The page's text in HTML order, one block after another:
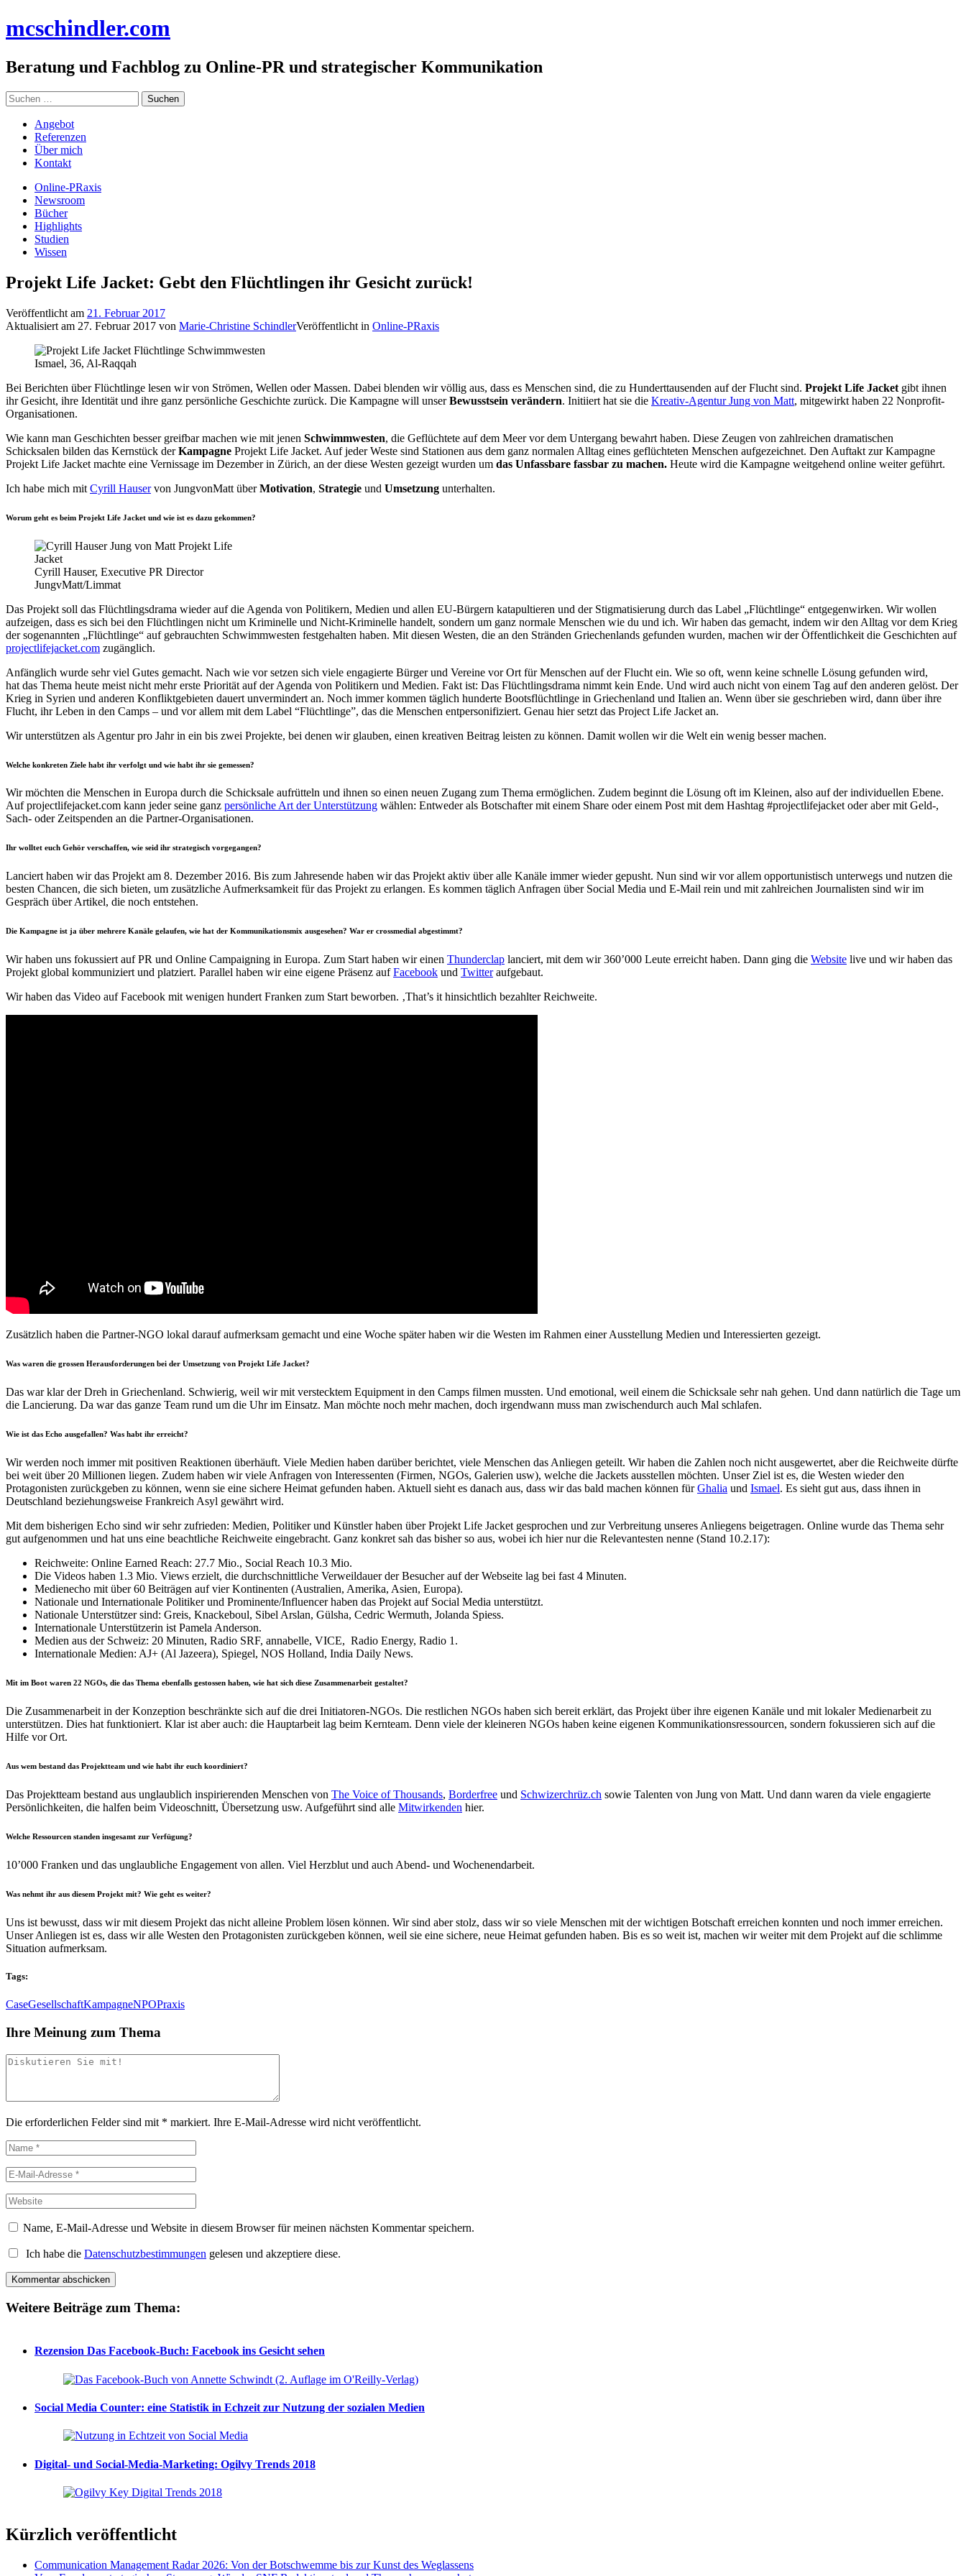
Inhalt
mcschindler.com
Beratung und Fachblog zu Online-PR und strategischer Kommunikation
Suchen
nach:
Angebot
Referenzen
Über mich
Kontakt
Online-PRaxis
Newsroom
Bücher
Highlights
Studien
Wissen
Projekt Life Jacket: Gebt den Flüchtlingen ihr Gesicht zurück!
Veröffentlicht am 21. Februar 2017
Aktualisiert am 27. Februar 2017 von Marie-Christine SchindlerVeröffentlicht in Online-PRaxis
Ismael, 36, Al-Raqqah
Bei Berichten über Flüchtlinge lesen wir von Strömen, Wellen oder Massen. Dabei blenden wir völlig aus, dass es Menschen sind, die zu Hunderttausenden auf der Flucht sind. Projekt Life Jacket gibt ihnen
ihr Gesicht, ihre Identität und ihre ganz persönliche Geschichte zurück. Die Kampagne will unserBewusstsein verändern. Initiiert hat sie die Kreativ-Agentur Jung von Matt, mitgewirkt haben 22 Nonprofit-
Organisationen.
Wie kann man Geschichten besser greifbar machen wie mit jenen Schwimmwesten, die Geflüchtete auf dem Meer vor dem Untergang bewahrt haben. Diese Zeugen von zahlreichen dramatischen
Schicksalen bilden das Kernstück derKampagne Projekt Life Jacket. Auf jeder Weste sind Stationen aus dem ganz normalen Alltag eines geflüchteten Menschen aufgezeichnet. Den Auftakt zur Kampagne
Projekt Life Jacket machte eine Vernissage im Dezember in Zürich, an der diese Westen gezeigt wurden um das Unfassbare fassbar zu machen. Heute wird die Kampagne weitgehend online weiter geführt.
Ich habe mich mit Cyrill Hauservon JungvonMatt überMotivation, Strategie und Umsetzung unterhalten.
Worum geht es beim Projekt Life Jacket und wie ist es dazu gekommen?
Cyrill Hauser, Executive PR Director
JungvMatt/Limmat
Das Projekt soll das Flüchtlingsdrama wieder auf die Agenda von Politikern, Medien und allen EU-Bürgern katapultieren und der Stigmatisierung durch das Label „Flüchtlinge“ entgegenwirken. Wir wollen
aufzeigen, dass es sich bei den Flüchtlingen nicht um Kriminelle und Nicht-Kriminelle handelt, sondern um ganz normale Menschen wie du und ich. Wir haben das gemacht, indem wir den Alltag vor dem Krieg
der sogenannten „Flüchtlinge“ auf gebrauchten Schwimmwesten festgehalten haben. Mit diesen Westen, die an den Stränden Griechenlands gefunden wurden, machen wir der Öffentlichkeit die Geschichten auf
projectlifejacket.com zugänglich.
Anfänglich wurde sehr viel Gutes gemacht. Nach wie vor setzen sich viele engagierte Bürger und Vereine vor Ort für Menschen auf der Flucht ein. Wie so oft, wenn keine schnelle Lösung gefunden wird,
hat das Thema heute meist nicht mehr erste Priorität auf der Agenda von Politikern und Medien. Fakt ist: Das Flüchtlingsdrama nimmt kein Ende. Und wird auch nicht von einem Tag auf den anderen gelöst. Der
Krieg in Syrien und anderen Konfliktgebieten dauert unvermindert an. Noch immer kommen täglich hunderte Bootsflüchtlinge in Griechenland und Italien an. Wenn über sie geschrieben wird, dann über ihre
Flucht, ihr Leben in den Camps – und vor allem mit dem Label “Flüchtlinge”, das die Menschen entpersonifiziert. Genau hier setzt das Project Life Jacket an.
Wir unterstützen als Agentur pro Jahr in ein bis zwei Projekte, bei denen wir glauben, einen kreativen Beitrag leisten zu können. Damit wollen wir die Welt ein wenig besser machen.
Welche konkreten Ziele habt ihr verfolgt und wie habt ihr sie gemessen?
Wir möchten die Menschen in Europa durch die Schicksale aufrütteln und ihnen so einen neuen Zugang zum Thema ermöglichen. Zudem beginnt die Lösung oft im Kleinen, also auf der individuellen Ebene.
Auf projectlifejacket.com kann jeder seine ganz persönliche Art der Unterstützung wählen: Entweder als Botschafter mit einem Share oder einem Post mit dem Hashtag #projectlifejacket oder aber mit Geld-,
Sach- oder Zeitspenden an die Partner-Organisationen.
Ihr wolltet euch Gehör verschaffen, wie seid ihr strategisch vorgegangen?
Lanciert haben wir das Projekt am 8. Dezember 2016. Bis zum Jahresende haben wir das Projekt aktiv über alle Kanäle immer wieder gepusht. Nun sind wir vor allem opportunistisch unterwegs und nutzen die
besten Chancen, die sich bieten, um zusätzliche Aufmerksamkeit für das Projekt zu erlangen. Es kommen täglich Anfragen über Social Media und E-Mail rein und mit zahlreichen Journalisten sind wir im
Gespräch über Artikel, die noch entstehen.
Die Kampagne ist ja über mehrere Kanäle gelaufen, wie hat der Kommunikationsmix ausgesehen? War er crossmedial abgestimmt?
Wir haben uns fokussiert auf PR und Online Campaigning in Europa. Zum Start haben wir einen Thunderclap lanciert, mit dem wir 360’000 Leute erreicht haben. Dann ging die Website live und wir haben das
Projekt global kommuniziert und platziert. Parallel haben wir eine eigene Präsenz aufFacebook und Twitteraufgebaut.
Wir haben das Video auf Facebook mit wenigen hundert Franken zum Start beworben. ‚That’s it hinsichtlich bezahlter Reichweite.
Zusätzlich haben die Partner-NGO lokal darauf aufmerksam gemacht und eine Woche später haben wir die Westen im Rahmen einer Ausstellung Medien und Interessierten gezeigt.
Was waren die grossen Herausforderungen bei der Umsetzung von Projekt Life Jacket?
Das war klar der Dreh in Griechenland. Schwierig, weil wir mit verstecktem Equipment in den Camps filmen mussten. Und emotional, weil einem die Schicksale sehr nah gehen. Und dann natürlich die Tage um
die Lancierung. Da war das ganze Team rund um die Uhr im Einsatz. Man möchte noch mehr machen, doch irgendwann muss man zwischendurch auch Mal schlafen.
Wie ist das Echo ausgefallen? Was habt ihr erreicht?
Wir werden noch immer mit positiven Reaktionen überhäuft. Viele Medien haben darüber berichtet, viele Menschen das Anliegen geteilt. Wir haben die Zahlen noch nicht ausgewertet, aber die Reichweite dürfte
bei weit über 20 Millionen liegen. Zudem haben wir viele Anfragen von Interessenten (Firmen, NGOs, Galerien usw), welche die Jackets ausstellen möchten. Unser Ziel ist es, die Westen wieder den
Protagonisten zurückgeben zu können, wenn sie eine sichere Heimat gefunden haben. Aktuell sieht es danach aus, dass wir das bald machen können fürGhalia und Ismael. Es sieht gut aus, dass ihnen in
Deutschland beziehungsweise Frankreich Asyl gewährt wird.
Mit dem bisherigen Echo sind wir sehr zufrieden: Medien, Politiker und Künstler haben über Projekt Life Jacket gesprochen und zur Verbreitung unseres Anliegens beigetragen. Online wurde das Thema sehr
gut aufgenommen und hat uns eine beachtliche Reichweite eingebracht. Ganz konkret sah das bisher so aus, wobei ich hier nur die Relevantesten nenne (Stand 10.2.17):
Reichweite: Online Earned Reach: 27.7 Mio., Social Reach 10.3 Mio.
Die Videos haben 1.3 Mio. Views erzielt, die durchschnittliche Verweildauer der Besucher auf der Webseite lag bei fast 4 Minuten.
Medienecho mit über 60 Beiträgen auf vier Kontinenten (Australien, Amerika, Asien, Europa).
Nationale und Internationale Politiker und Prominente/Influencer haben das Projekt auf Social Media unterstützt.
Nationale Unterstützer sind: Greis, Knackeboul, Sibel Arslan, Gülsha, Cedric Wermuth, Jolanda Spiess.
Internationale Unterstützerin ist Pamela Anderson.
Medien aus der Schweiz: 20 Minuten, Radio SRF, annabelle, VICE, Radio Energy, Radio 1.
Internationale Medien: AJ+ (Al Jazeera), Spiegel, NOS Holland, India Daily News.
Mit im Boot waren 22 NGOs, die das Thema ebenfalls gestossen haben, wie hat sich diese Zusammenarbeit gestaltet?
Die Zusammenarbeit in der Konzeption beschränkte sich auf die drei Initiatoren-NGOs. Die restlichen NGOs haben sich bereit erklärt, das Projekt über ihre eigenen Kanäle und mit lokaler Medienarbeit zu
unterstützen. Dies hat funktioniert. Klar ist aber auch: die Hauptarbeit lag beim Kernteam. Denn viele der kleineren NGOs haben keine eigenen Kommunikationsressourcen, sondern fokussieren sich auf die
Hilfe vor Ort.
Aus wem bestand das Projektteam und wie habt ihr euch koordiniert?
Das Projektteam bestand aus unglaublich inspirierenden Menschen von The Voice of Thousands, Borderfree und Schwizerchrüz.ch sowie Talenten von Jung von Matt. Und dann waren da viele engagierte
Persönlichkeiten, die halfen beim Videoschnitt, Übersetzung usw. Aufgeführt sind alle Mitwirkenden hier.
Welche Ressourcen standen insgesamt zur Verfügung?
10’000 Franken und das unglaubliche Engagement von allen. Viel Herzblut und auch Abend- und Wochenendarbeit.
Was nehmt ihr aus diesem Projekt mit? Wie geht es weiter?
Uns ist bewusst, dass wir mit diesem Projekt das nicht alleine Problem lösen können. Wir sind aber stolz, dass wir so viele Menschen mit der wichtigen Botschaft erreichen konnten und noch immer erreichen.
Unser Anliegen ist es, dass wir alle Westen den Protagonisten zurückgeben können, weil sie eine sichere, neue Heimat gefunden haben. Bis es so weit ist, machen wir weiter mit dem Projekt auf die schlimme
Situation aufmerksam.
Tags:
CaseGesellschaftKampagneNPOPraxis
Ihre Meinung zum Thema
Die erforderlichen Felder sind mit * markiert. Ihre E-Mail-Adresse wird nicht veröffentlicht.
Name, E-Mail-Adresse und Website in diesem Browser für meinen nächsten Kommentar speichern.
Ich habe die Datenschutzbestimmungen gelesen und akzeptiere diese.
Weitere Beiträge zum Thema:
Rezension Das Facebook-Buch: Facebook ins Gesicht sehen
Social Media Counter: eine Statistik in Echzeit zur Nutzung der sozialen Medien
Digital- und Social-Media-Marketing: Ogilvy Trends 2018
Kürzlich veröffentlicht
Communication Management Radar 2026: Von der Botschwemme bis zur Kunst des Weglassens